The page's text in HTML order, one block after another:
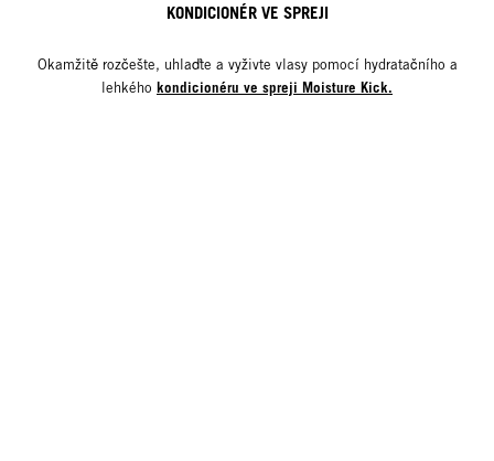
KONDICIONÉR VE SPREJI
Okamžitě rozčešte, uhlaďte a vyživte vlasy pomocí hydratačního a
lehkého kondicionéru ve spreji Moisture Kick.